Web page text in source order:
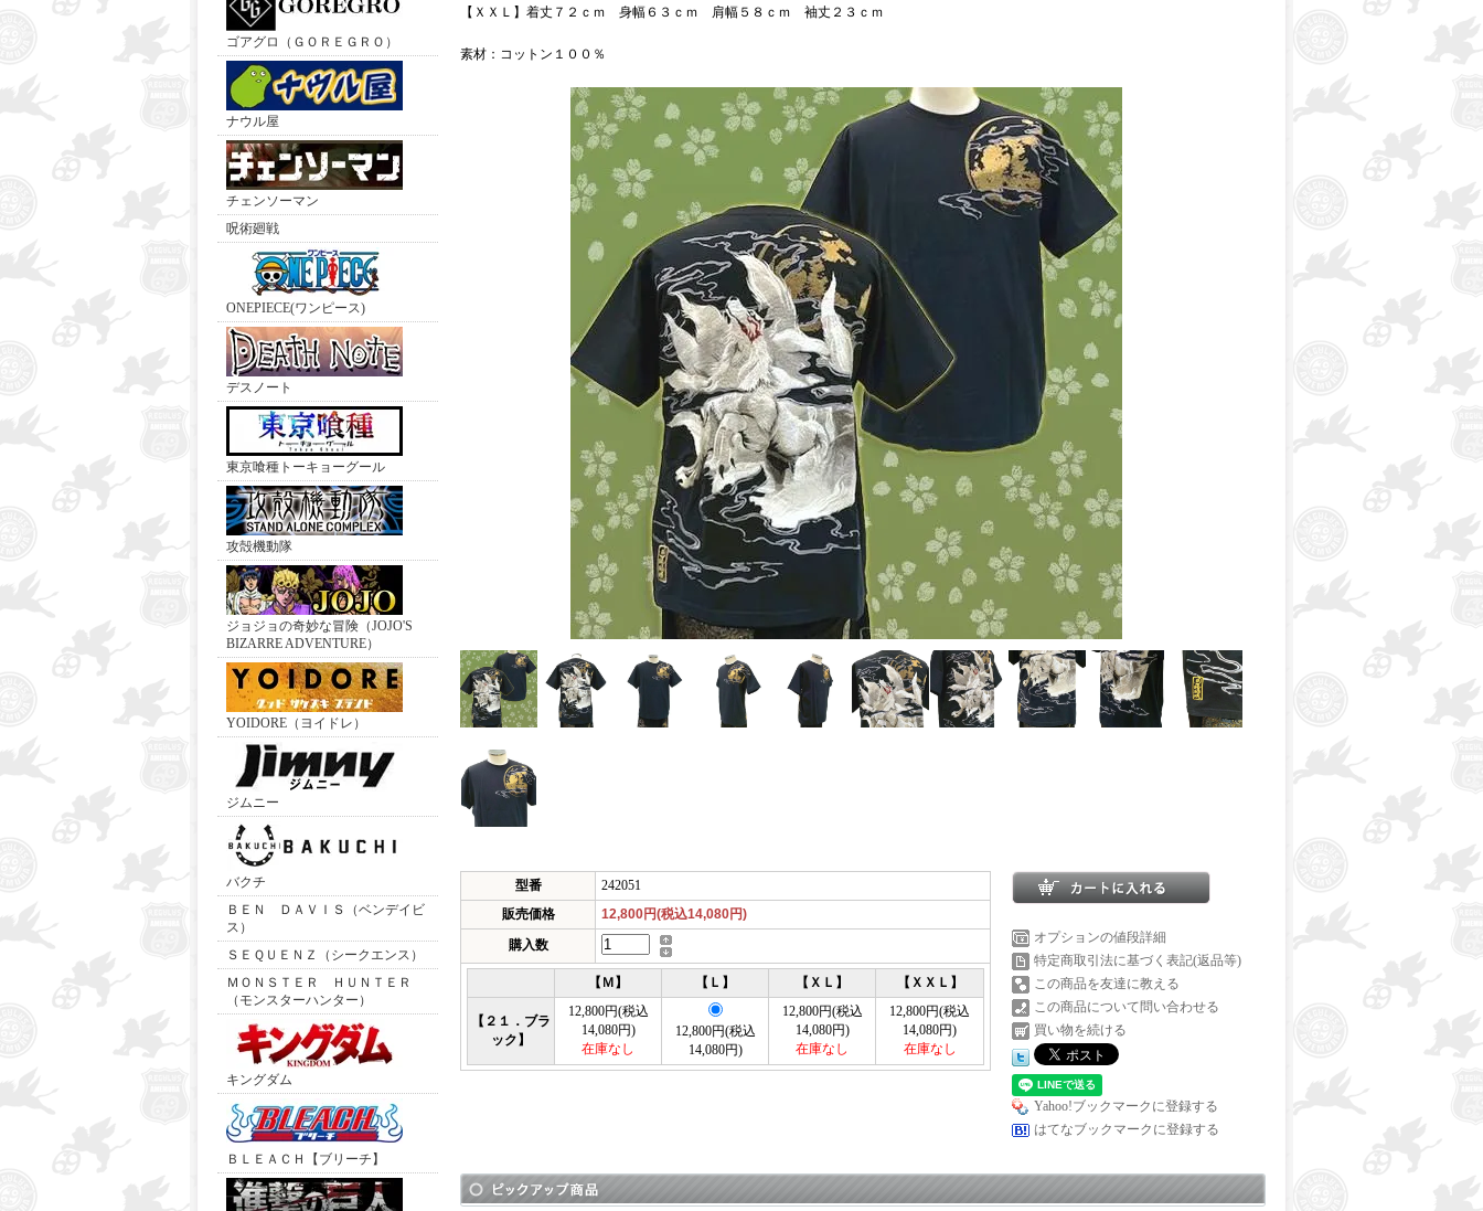
ゴアグロ（ＧＯＲＥＧＲＯ）
ナウル屋
チェンソーマン
呪術廻戦
ONEPIECE(ワンピース)
デスノート
東京喰種トーキョーグール
攻殻機動隊
ジョジョの奇妙な冒険（JOJO'S
BIZARRE ADVENTURE）
YOIDORE（ヨイドレ）
ジムニー
バクチ
ＢＥＮ ＤＡＶＩＳ（ベンデイビ
ス）
ＳＥＱＵＥＮＺ（シークエンス）
ＭＯＮＳＴＥＲ ＨＵＮＴＥＲ
（モンスターハンター）
キングダム
ＢＬＥＡＣＨ【ブリーチ】
【ＸＸＬ】着丈７２ｃｍ 身幅６３ｃｍ 肩幅５８ｃｍ 袖丈２３ｃｍ
素材：コットン１００％
型番
242051
販売価格
12,800円(税込14,080円)
購入数
【Ｍ】 【Ｌ】 【ＸＬ】 【ＸＸＬ】
【２１．ブラ
ック】
12,800円(税込
14,080円)
在庫なし
12,800円(税込
14,080円)
12,800円(税込
14,080円)
在庫なし
12,800円(税込
14,080円)
在庫なし
オプションの値段詳細
特定商取引法に基づく表記(返品等)
この商品を友達に教える
この商品について問い合わせる
買い物を続ける
Yahoo!ブックマークに登録する
はてなブックマークに登録する